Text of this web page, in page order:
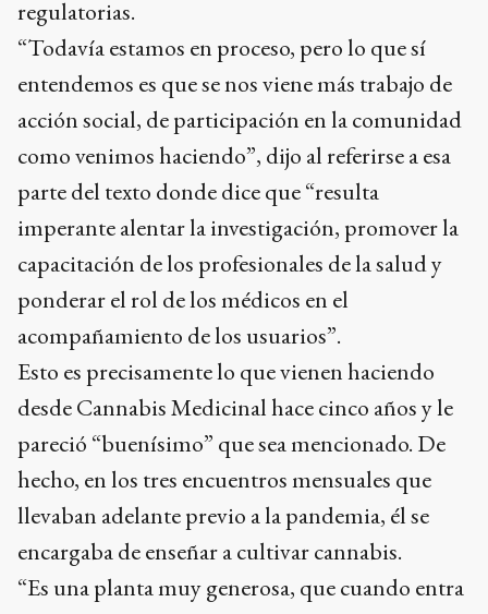
regulatorias.
“Todavía estamos en proceso, pero lo que sí
entendemos es que se nos viene más trabajo de
acción social, de participación en la comunidad
como venimos haciendo”, dijo al referirse a esa
parte del texto donde dice que “resulta
imperante alentar la investigación, promover la
capacitación de los profesionales de la salud y
ponderar el rol de los médicos en el
acompañamiento de los usuarios”.
Esto es precisamente lo que vienen haciendo
desde Cannabis Medicinal hace cinco años y le
pareció “buenísimo” que sea mencionado. De
hecho, en los tres encuentros mensuales que
llevaban adelante previo a la pandemia, él se
encargaba de enseñar a cultivar cannabis.
“Es una planta muy generosa, que cuando entra